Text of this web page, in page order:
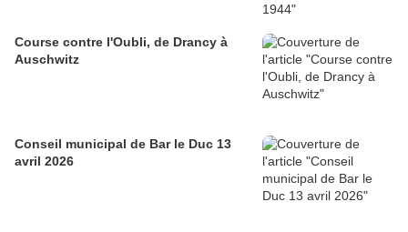
Course contre l'Oubli, de Drancy à
Auschwitz
Conseil municipal de Bar le Duc 13
avril 2026